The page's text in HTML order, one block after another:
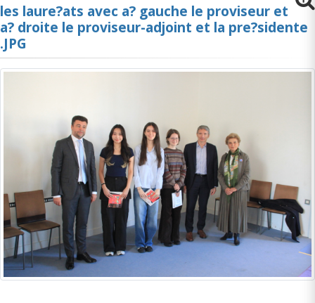
les laure?ats avec a? gauche le proviseur et
a? droite le proviseur-adjoint et la pre?sidente
.JPG